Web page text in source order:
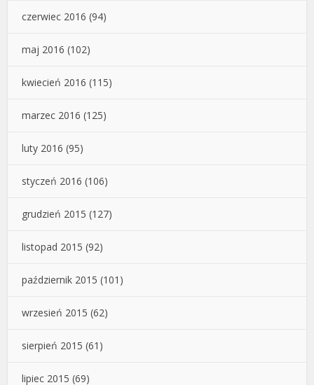
czerwiec 2016 (94)
maj 2016 (102)
kwiecień 2016 (115)
marzec 2016 (125)
luty 2016 (95)
styczeń 2016 (106)
grudzień 2015 (127)
listopad 2015 (92)
październik 2015 (101)
wrzesień 2015 (62)
sierpień 2015 (61)
lipiec 2015 (69)